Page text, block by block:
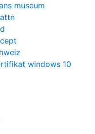
museum
windows 10